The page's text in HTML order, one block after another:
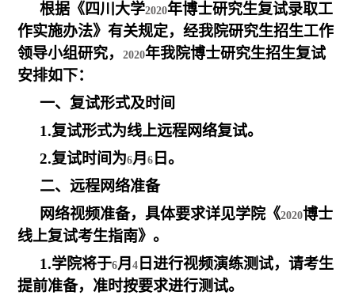
根据《四川大学2020年博士研究生复试录取工
作实施办法》有关规定，经我院研究生招生工作
领导小组研究，2020年我院博士研究生招生复试
安排如下：
一、复试形式及时间
1.复试形式为线上远程网络复试。
2.复试时间为6月6 日。
二、远程网络准备
网络视频准备，具体要求详见学院《2020博士
线上复试考生指南》。
1.学院将于6月4 日进行视频演练测试，请考生
提前准备，准时按要求进行测试。